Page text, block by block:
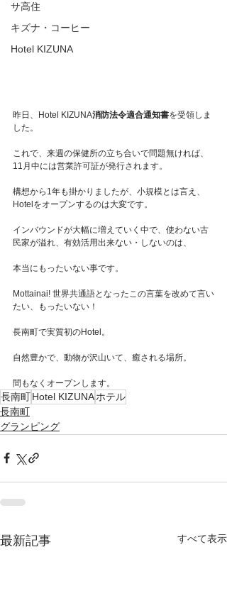
サ高住
キズナ・コーヒー
Hotel KIZUNA
昨日、Hotel KIZUNA消防法令適合通知書を受領しま
した。
これで、来週の保健所の立ち合いで問題無ければ、
11月中には営業許可証が発行されます。
構想から1年も掛かりましたが、小規模とは言え、
Hotelをオープンするのは大変です。
インバウンドが大幅に増えていく中で、使わない古
民家が溢れ、有効活用出来ない・しないのは、
本当にもったいない事です。
Mottainai! 世界共通語となったこの言葉を改めて言い
たい、もったいない！
長南町で実質初のHotel。
自然豊かで、動物が沢山いて、癒される場所。
間もなくオープンします。
長南町Hotel KIZUNAホテル
長南町
グランピング
最新記事 すべて表示